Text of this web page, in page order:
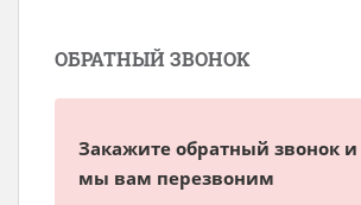
ОБРАТНЫЙ ЗВОНОК
Закажите обратный звонок и
мы вам перезвоним